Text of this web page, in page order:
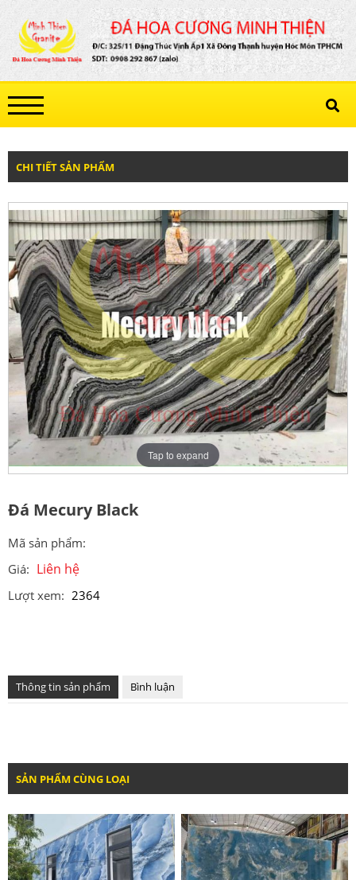
CHI TIẾT SẢN PHẨM
Tap to expand
Đá Mecury Black
Mã sản phẩm:
Giá: Liên hệ
Lượt xem: 2364
Thông tin sản phẩm Bình luận
SẢN PHẨM CÙNG LOẠI